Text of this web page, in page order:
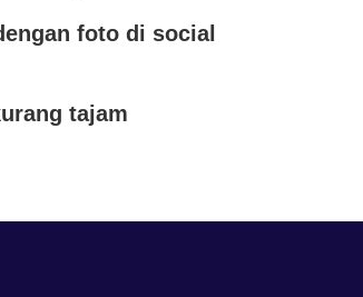
foto di social
tajam